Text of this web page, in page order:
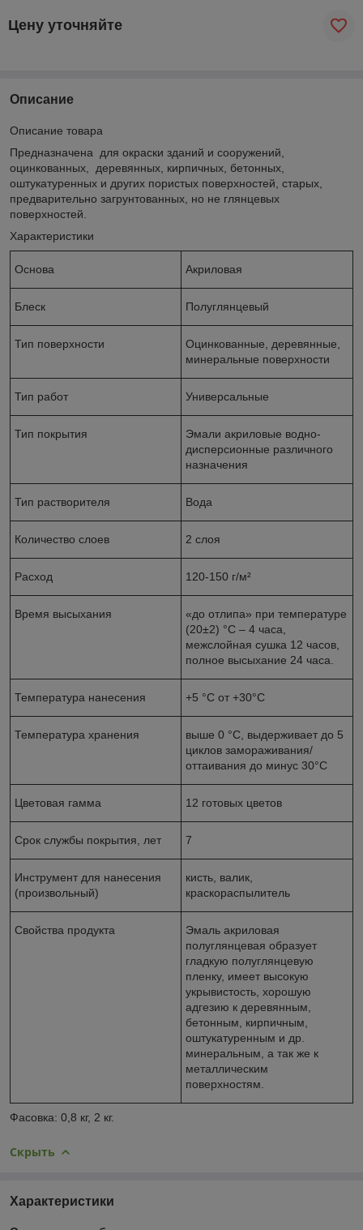
Цену уточняйте
Описание
Описание товара
Предназначена для окраски зданий и сооружений,
оцинкованных, деревянных, кирпичных, бетонных,
оштукатуренных и других пористых поверхностей, старых,
предварительно загрунтованных, но не глянцевых
поверхностей.
Характеристики
Основа Акриловая
Блеск Полуглянцевый
Тип поверхности
Оцинкованные, деревянные,
минеральные поверхности
Тип работ Универсальные
Тип покрытия
Эмали акриловые водно-
дисперсионные различного
назначения
Тип растворителя Вода
Количество слоев 2 слоя
Расход 120-150 г/м²
Время высыхания
«до отлипа» при температуре
(20±2) °С – 4 часа,
межслойная сушка 12 часов,
полное высыхание 24 часа.
Температура нанесения +5 °С от +30°С
Температура хранения
выше 0 °С, выдерживает до 5
циклов замораживания/
оттаивания до минус 30°С
Цветовая гамма 12 готовых цветов
Срок службы покрытия, лет 7
Инструмент для нанесения
(произвольный)
кисть, валик,
краскораспылитель
Свойства продукта
Эмаль акриловая
полуглянцевая образует
гладкую полуглянцевую
пленку, имеет высокую
укрывистость, хорошую
адгезию к деревянным,
бетонным, кирпичным,
оштукатуренным и др.
минеральным, а так же к
металлическим
поверхностям.
Фасовка: 0,8 кг, 2 кг.
Скрыть
Характеристики